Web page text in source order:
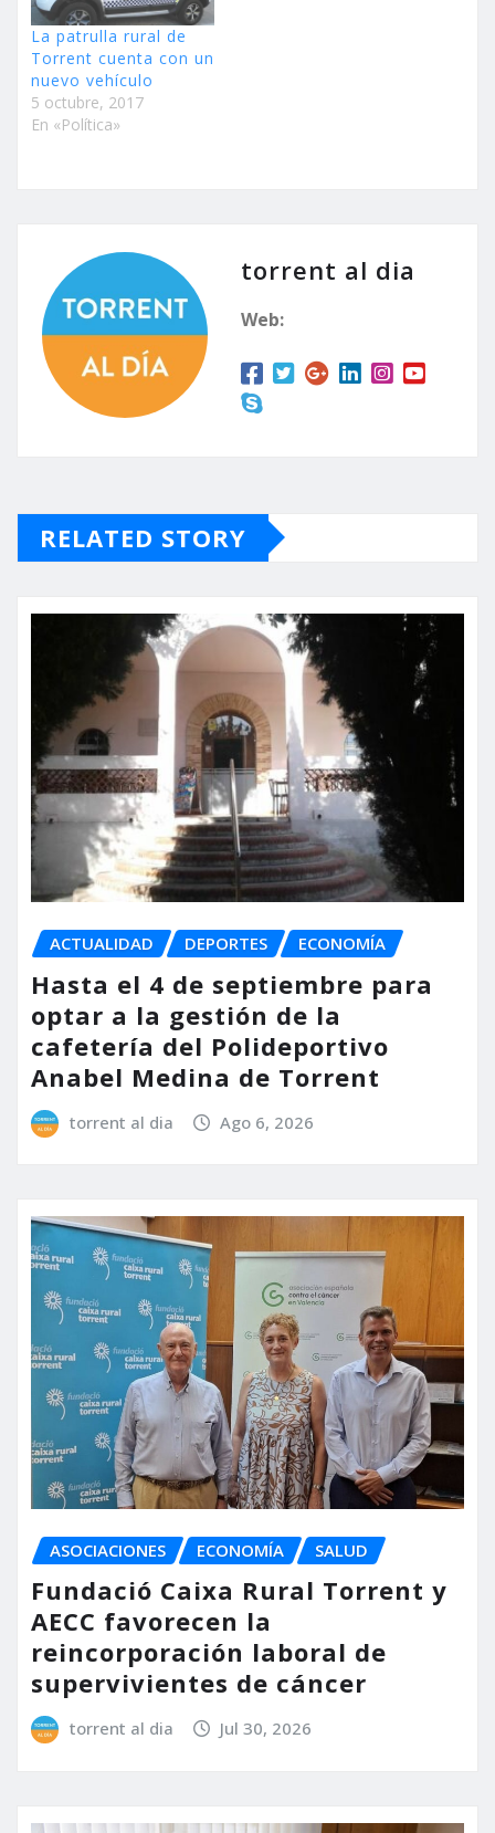
La patrulla rural de
Torrent cuenta con un
nuevo vehículo
5 octubre, 2017
En «Política»
torrent al dia
Web:
RELATED STORY
ACTUALIDAD DEPORTES ECONOMÍA
Hasta el 4 de septiembre para
optar a la gestión de la
cafetería del Polideportivo
Anabel Medina de Torrent
torrent al dia Ago 6, 2026
ASOCIACIONES ECONOMÍA SALUD
Fundació Caixa Rural Torrent y
AECC favorecen la
reincorporación laboral de
supervivientes de cáncer
torrent al dia Jul 30, 2026